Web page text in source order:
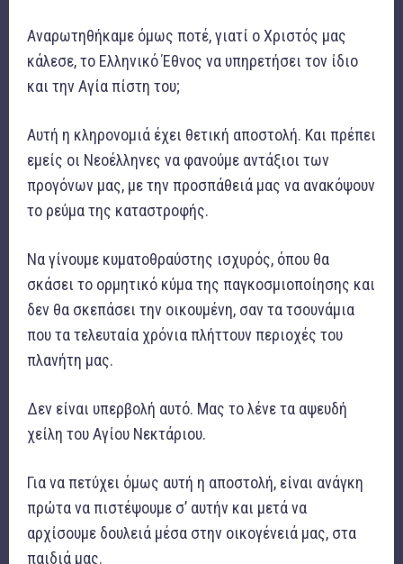
Αναρωτηθήκαμε όμως ποτέ, γιατί ο Χριστός μας
κάλεσε, το Ελληνικό Έθνος να υπηρετήσει τον ίδιο
και την Αγία πίστη του;
Αυτή η κληρονομιά έχει θετική αποστολή. Και πρέπει
εμείς οι Νεοέλληνες να φανούμε αντάξιοι των
προγόνων μας, με την προσπάθειά μας να ανακόψουν
το ρεύμα της καταστροφής.
Να γίνουμε κυματοθραύστης ισχυρός, όπου θα
σκάσει το ορμητικό κύμα της παγκοσμιοποίησης και
δεν θα σκεπάσει την οικουμένη, σαν τα τσουνάμια
που τα τελευταία χρόνια πλήττουν περιοχές του
πλανήτη μας.
Δεν είναι υπερβολή αυτό. Μας το λένε τα αψευδή
χείλη του Αγίου Νεκτάριου.
Για να πετύχει όμως αυτή η αποστολή, είναι ανάγκη
πρώτα να πιστέψουμε σ’ αυτήν και μετά να
αρχίσουμε δουλειά μέσα στην οικογένειά μας, στα
παιδιά μας.